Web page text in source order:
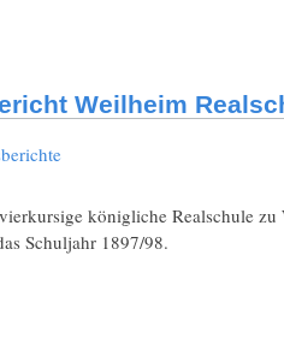
Weilheim
königliche Realschule
Schuljahr 1897/98.